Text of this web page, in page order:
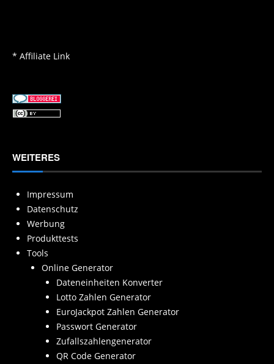
* Affiliate Link
WEITERES
Impressum
Datenschutz
Werbung
Produkttests
Tools
Online Generator
Dateneinheiten Konverter
Lotto Zahlen Generator
EuroJackpot Zahlen Generator
Passwort Generator
Zufallszahlengenerator
QR Code Generator